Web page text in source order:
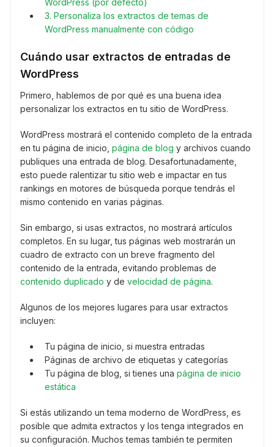
WordPress (por defecto)
3. Personaliza los extractos de temas de
WordPress manualmente con código
Cuándo usar extractos de entradas de
WordPress
Primero, hablemos de por qué es una buena idea
personalizar los extractos en tu sitio de WordPress.
WordPress mostrará el contenido completo de la entrada
en tu página de inicio, página de blog y archivos cuando
publiques una entrada de blog. Desafortunadamente,
esto puede ralentizar tu sitio web e impactar en tus
rankings en motores de búsqueda porque tendrás el
mismo contenido en varias páginas.
Sin embargo, si usas extractos, no mostrará artículos
completos. En su lugar, tus páginas web mostrarán un
cuadro de extracto con un breve fragmento del
contenido de la entrada, evitando problemas de
contenido duplicado y de velocidad de página.
Algunos de los mejores lugares para usar extractos
incluyen:
Tu página de inicio, si muestra entradas
Páginas de archivo de etiquetas y categorías
Tu página de blog, si tienes una página de inicio
estática
Si estás utilizando un tema moderno de WordPress, es
posible que admita extractos y los tenga integrados en
su configuración. Muchos temas también te permiten